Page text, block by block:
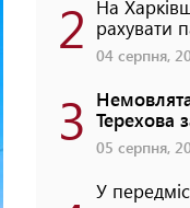
2 На
рахувати
04 серпня,
3 Терехова
05 серпня,
У